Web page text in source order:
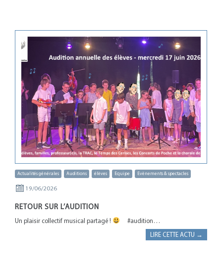
Actualités générales Auditions élèves Equipe Evènements & spectacles
19/06/2026
RETOUR SUR L’AUDITION
Un plaisir collectif musical partagé ! #audition…
LIRE CETTE ACTU →